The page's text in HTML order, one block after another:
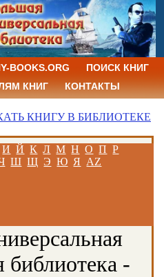
BOOKS.ORG
ПОИСК КНИГ
КНИГ
КОНТАКТЫ
КНИГУ В БИБЛИОТЕКЕ
И Й К Л М Н О П Р
Ш Щ Э Ю Я AZ
библиотека -